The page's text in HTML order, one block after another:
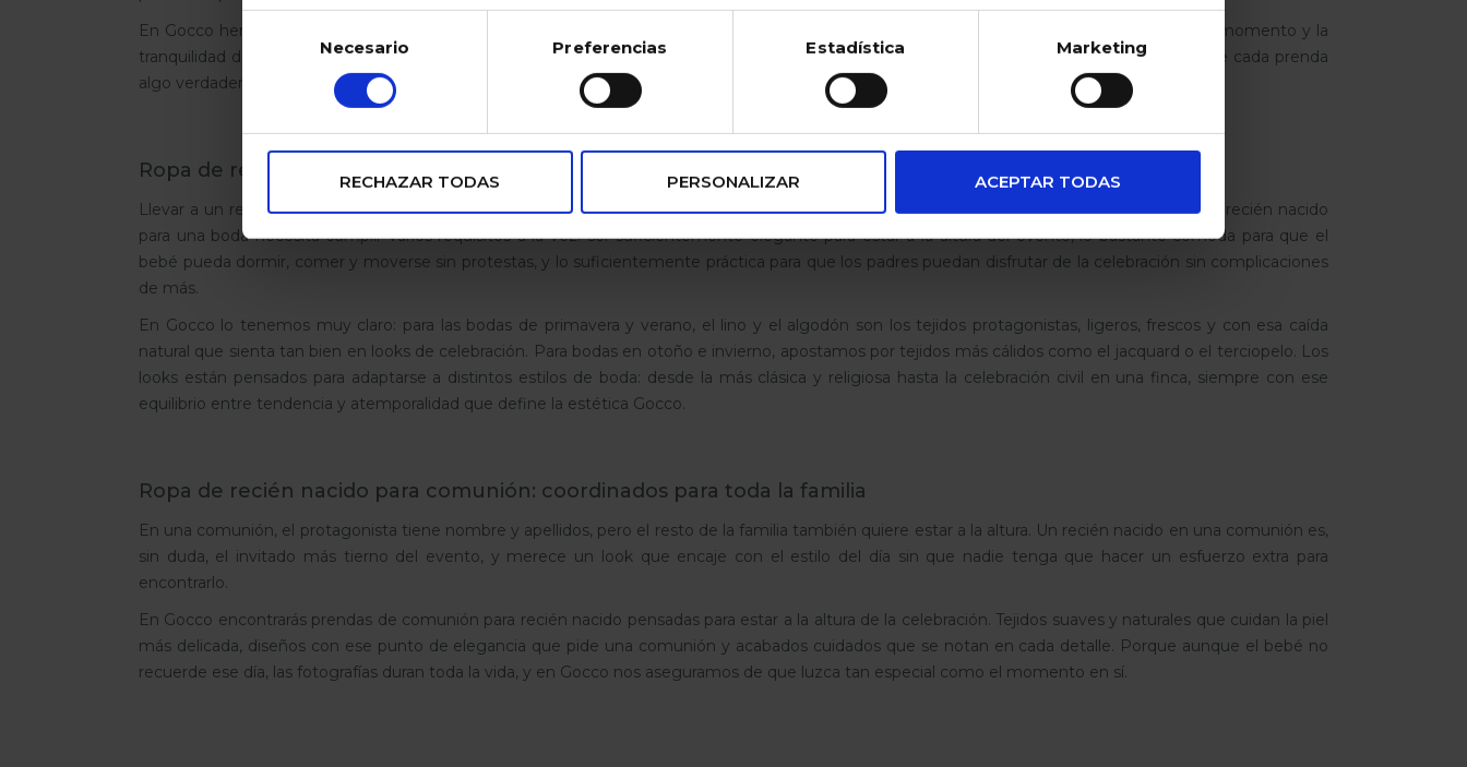
en nuestraPolítica de cookies (https://www.gocco.es/cookies-policy.html)
consentimiento
Necesario Preferencias Estadística Marketing
RECHAZAR TODAS PERSONALIZAR ACEPTAR TODAS
En Gocco hemos diseñado nuestra ropa de bautizo para bebés recién nacidos pensando en ese equilibrio tan especial entre la emoción del momento y la
tranquilidad de saber que tu bebé está cómodo. Los diseños combinan una estética clásica renovada con detalles artesanales que hacen de cada prenda
algo verdaderamente especial. Porque en Gocco sabemos que un bautizo también es un maratón de brazos, caricias y pequeños imprevistos.
Ropa de recién nacido para bodas: looks elegantes para los invitados más pequeños
Llevar a un recién nacido a una boda es una de las experiencias más emocionantes y más exigentes que puede vivir una familia. La ropa de recién nacido
para una boda necesita cumplir varios requisitos a la vez: ser suficientemente elegante para estar a la altura del evento, lo bastante cómoda para que el
bebé pueda dormir, comer y moverse sin protestas, y lo suficientemente práctica para que los padres puedan disfrutar de la celebración sin complicaciones
de más.
En Gocco lo tenemos muy claro: para las bodas de primavera y verano, el lino y el algodón son los tejidos protagonistas, ligeros, frescos y con esa caída
natural que sienta tan bien en looks de celebración. Para bodas en otoño e invierno, apostamos por tejidos más cálidos como el jacquard o el terciopelo. Los
looks están pensados para adaptarse a distintos estilos de boda: desde la más clásica y religiosa hasta la celebración civil en una finca, siempre con ese
equilibrio entre tendencia y atemporalidad que define la estética Gocco.
Ropa de recién nacido para comunión: coordinados para toda la familia
En una comunión, el protagonista tiene nombre y apellidos, pero el resto de la familia también quiere estar a la altura. Un recién nacido en una comunión es,
sin duda, el invitado más tierno del evento, y merece un look que encaje con el estilo del día sin que nadie tenga que hacer un esfuerzo extra para
encontrarlo.
En Gocco encontrarás prendas de comunión para recién nacido pensadas para estar a la altura de la celebración. Tejidos suaves y naturales que cuidan la piel
más delicada, diseños con ese punto de elegancia que pide una comunión y acabados cuidados que se notan en cada detalle. Porque aunque el bebé no
recuerde ese día, las fotografías duran toda la vida, y en Gocco nos aseguramos de que luzca tan especial como el momento en sí.